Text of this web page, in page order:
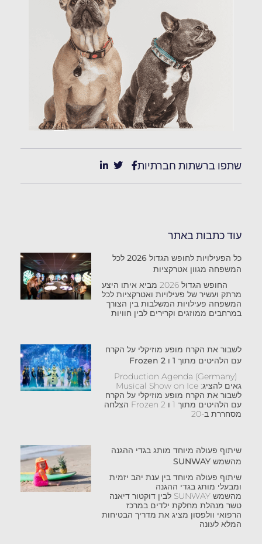
שתפו ברשתות חברתיות
עוד כתבות באתר
כל הפעילויות לחופש הגדול 2026 לכל
המשפחה מגוון אטרקציות
החופש הגדול 2026 מביא איתו היצע
מרתק ועשיר של פעילויות ואטרקציות לכל
המשפחה פעילויות המשלבות בין הצורך
במרחבים ממוזגים וקרירים לבין חוויות
לשבור את הקרח מופע מוזיקלי על הקרח
עם הלהיטים מתוך 1 ו Frozen 2
Production Agenda (Germany)
גאים להציג: Musical Show on Ice
לשבור את הקרח מופע מוזיקלי על הקרח
עם הלהיטים מתוך 1 ו Frozen 2 הצלחה
מסחררת ב-20
שיתוף פעולה מיוחד מותג בגדי ההגנה
מהשמש SUNWAY
שיתוף פעולה מיוחד בין ענת יהב יזמית
ומבעלי מותג בגדי ההגנה
מהשמש SUNWAY לבין דוקטור דיאנה
טשר מנהלת מחלקת ילדים במרכז
הרפואי וולפסון מציג את מדריך הבטיחות
המלא לעונה